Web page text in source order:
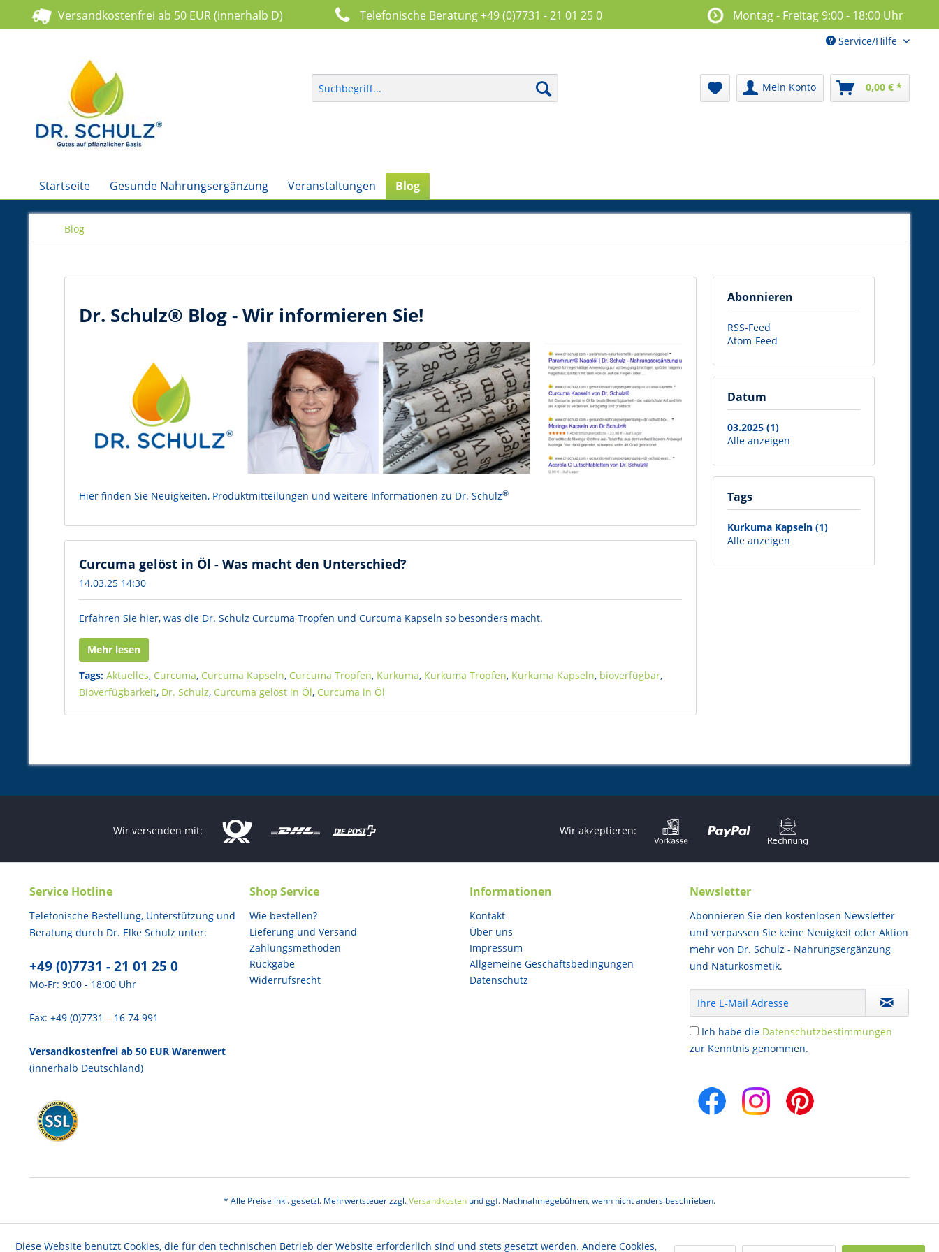
Versandkostenfrei ab 50 EUR (innerhalb D) Telefonische Beratung +49 (0)7731 - 21 01 25 0 Montag - Freitag 9:00 - 18:00 Uhr
Service/Hilfe
Mein Konto 0,00 € *
Startseite Gesunde Nahrungsergänzung Veranstaltungen Blog
Blog
Abonnieren
RSS-Feed
Atom-Feed
Datum
03.2025 (1)
Alle anzeigen
Tags
Kurkuma Kapseln (1)
Alle anzeigen
Dr. Schulz® Blog - Wir informieren Sie!
Hier finden Sie Neuigkeiten, Produktmitteilungen und weitere Informationen zu Dr. Schulz®
Curcuma gelöst in Öl - Was macht den Unterschied?
14.03.25 14:30
Erfahren Sie hier, was die Dr. Schulz Curcuma Tropfen und Curcuma Kapseln so besonders macht.
Mehr lesen
Tags: Aktuelles, Curcuma, Curcuma Kapseln, Curcuma Tropfen, Kurkuma, Kurkuma Tropfen, Kurkuma Kapseln, bioverfügbar,
Bioverfügbarkeit, Dr. Schulz, Curcuma gelöst in Öl, Curcuma in Öl
Wir versenden mit: Wir akzeptieren:
Service Hotline
Telefonische Bestellung, Unterstützung und
Beratung durch Dr. Elke Schulz unter:
+49 (0)7731 - 21 01 25 0
Mo-Fr: 9:00 - 18:00 Uhr
Fax: +49 (0)7731 – 16 74 991
Versandkostenfrei ab 50 EUR Warenwert
(innerhalb Deutschland)
Shop Service
Wie bestellen?
Lieferung und Versand
Zahlungsmethoden
Rückgabe
Widerrufsrecht
Informationen
Kontakt
Über uns
Impressum
Allgemeine Geschäftsbedingungen
Datenschutz
Newsletter
Abonnieren Sie den kostenlosen Newsletter
und verpassen Sie keine Neuigkeit oder Aktion
mehr von Dr. Schulz - Nahrungsergänzung
und Naturkosmetik.
Ich habe die Datenschutzbestimmungen
zur Kenntnis genommen.
* Alle Preise inkl. gesetzl. Mehrwertsteuer zzgl.Versandkosten und ggf. Nachnahmegebühren, wenn nicht anders beschrieben.
Diese Website benutzt Cookies, die für den technischen Betrieb der Website erforderlich sind und stets gesetzt werden. Andere Cookies,